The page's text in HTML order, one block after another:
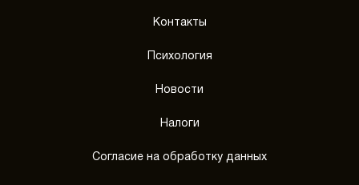
Контакты
Психология
Новости
Налоги
Согласие на обработку данных